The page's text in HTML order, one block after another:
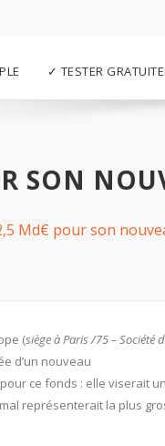
✓ TESTER
SON
Md€ pour son
(siège à Paris /75 – Société
d’un nouveau
ce fonds : elle viserait
représenterait la plus